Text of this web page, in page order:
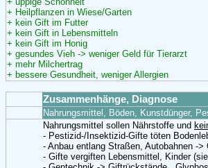
+ Heilpflanzen in Wiese/Garten
+ kein Gift im Futter
+ kein Gift in Lebensmitteln
+ kein Gift im Honig
+ gesundes Vieh -> weniger Geld für Tierarzt
+ mehr Milchertrag
+ bessere Gesundheit, weniger Allergien
Zusammenhänge, Diagnose
Nahrungsmittel, Böden, Kunstdünger,
Nahrungsmittel sollen Nährstoffe und
- Pestizid-/Insektizid-Gifte töten
- Anbau entlang Straßen, Autobahnen -
- Gifte vergiften Lebensmittel, Kinder